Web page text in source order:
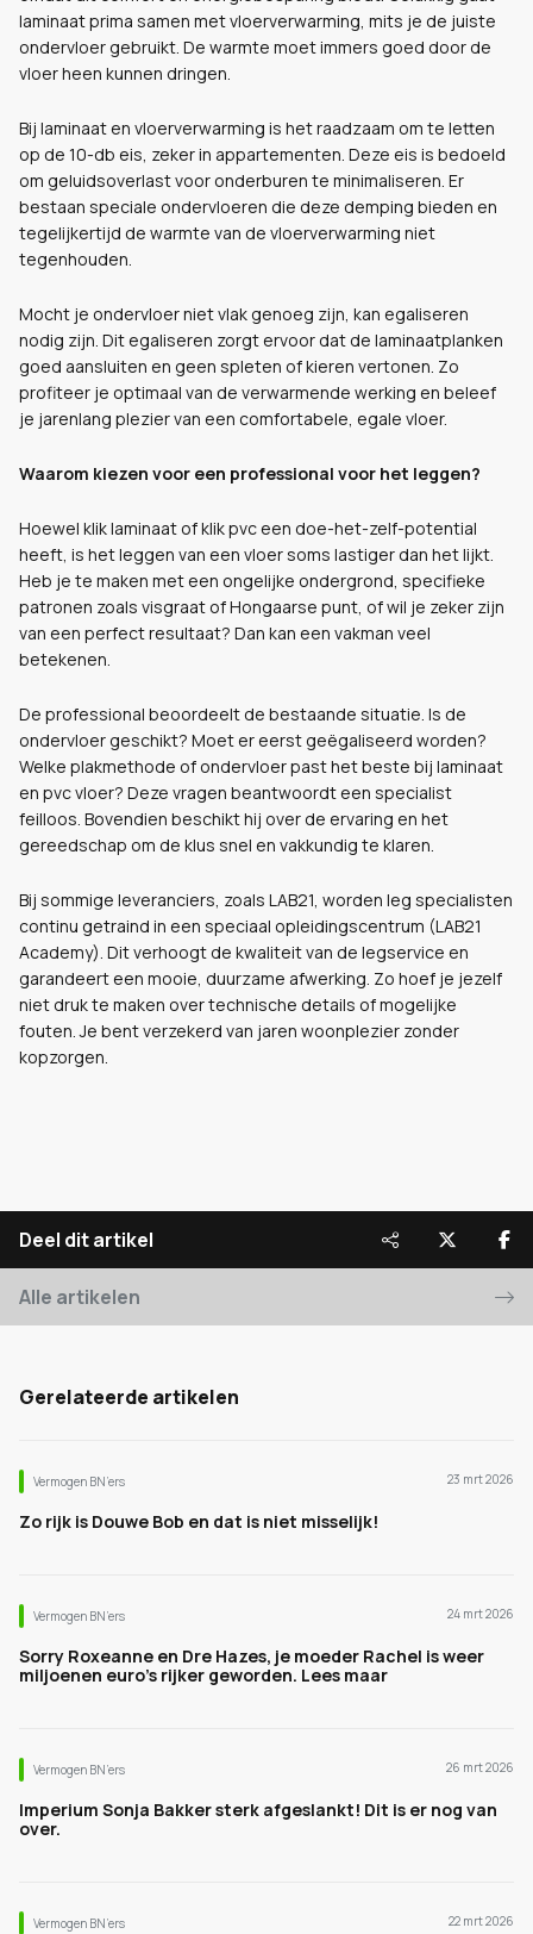
laminaat prima samen met vloerverwarming, mits je de juiste
ondervloer gebruikt. De warmte moet immers goed door de
vloer heen kunnen dringen.
Bij laminaat en vloerverwarming is het raadzaam om te letten
op de 10-db eis, zeker in appartementen. Deze eis is bedoeld
om geluidsoverlast voor onderburen te minimaliseren. Er
bestaan speciale ondervloeren die deze demping bieden en
tegelijkertijd de warmte van de vloerverwarming niet
tegenhouden.
Mocht je ondervloer niet vlak genoeg zijn, kan egaliseren
nodig zijn. Dit egaliseren zorgt ervoor dat de laminaatplanken
goed aansluiten en geen spleten of kieren vertonen. Zo
profiteer je optimaal van de verwarmende werking en beleef
je jarenlang plezier van een comfortabele, egale vloer.
Waarom kiezen voor een professional voor het leggen?
Hoewel klik laminaat of klik pvc een doe-het-zelf-potential
heeft, is het leggen van een vloer soms lastiger dan het lijkt.
Heb je te maken met een ongelijke ondergrond, specifieke
patronen zoals visgraat of Hongaarse punt, of wil je zeker zijn
van een perfect resultaat? Dan kan een vakman veel
betekenen.
De professional beoordeelt de bestaande situatie. Is de
ondervloer geschikt? Moet er eerst geëgaliseerd worden?
Welke plakmethode of ondervloer past het beste bij laminaat
en pvc vloer? Deze vragen beantwoordt een specialist
feilloos. Bovendien beschikt hij over de ervaring en het
gereedschap om de klus snel en vakkundig te klaren.
Bij sommige leveranciers, zoals LAB21, worden leg specialisten
continu getraind in een speciaal opleidingscentrum (LAB21
Academy). Dit verhoogt de kwaliteit van de legservice en
garandeert een mooie, duurzame afwerking. Zo hoef je jezelf
niet druk te maken over technische details of mogelijke
fouten. Je bent verzekerd van jaren woonplezier zonder
kopzorgen.
Deel dit artikel
Alle artikelen
Gerelateerde artikelen
Vermogen BN’ers 23 mrt 2026
Zo rijk is Douwe Bob en dat is niet misselijk!
Vermogen BN’ers 24 mrt 2026
Sorry Roxeanne en Dre Hazes, je moeder Rachel is weer
miljoenen euro's rijker geworden. Lees maar
Vermogen BN’ers 26 mrt 2026
Imperium Sonja Bakker sterk afgeslankt! Dit is er nog van
over.
Vermogen BN’ers 22 mrt 2026